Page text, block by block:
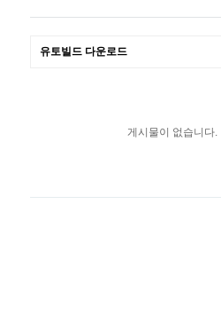
유토빌드 다운로드
게시물이 없습니다.